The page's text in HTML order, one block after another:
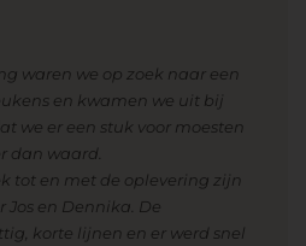
waren we op zoek naar een
en kwamen we uit bij
we er een stuk voor moesten
dan waard.
tot en met de oplevering zijn
Jos en Dennika. De
korte lijnen en er werd snel